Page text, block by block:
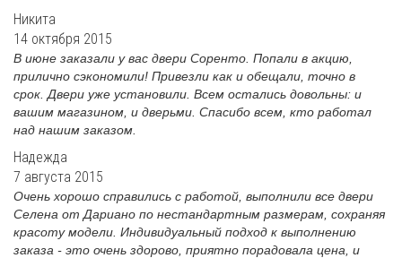
Никита
14 октября 2015
В июне заказали у вас двери Соренто. Попали в акцию,
прилично сэкономили! Привезли как и обещали, точно в
срок. Двери уже установили. Всем остались довольны: и
вашим магазином, и дверьми. Спасибо всем, кто работал
над нашим заказом.
Надежда
7 августа 2015
Очень хорошо справились с работой, выполнили все двери
Селена от Дариано по нестандартным размерам, сохраняя
красоту модели. Индивидуальный подход к выполнению
заказа - это очень здорово, приятно порадовала цена, и